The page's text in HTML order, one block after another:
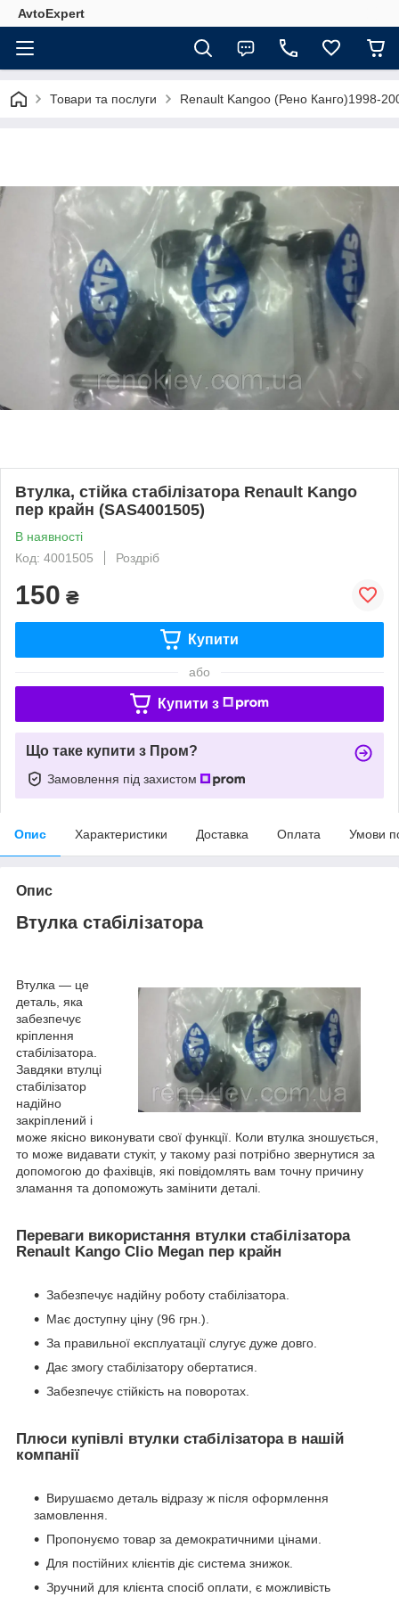
AvtoExpert
Товари та послуги Renault Kangoo (Рено Канго)1998-
Втулка, стійка стабілізатора Renault Kango
пер крайн (SAS4001505)
В наявності
Код: 4001505
Роздріб
150 ₴
Купити
або
Купити з
Що таке купити з Пром?
Замовлення під захистом
Опис Характеристики Доставка Оплата Умови
Опис
Втулка стабілізатора
Втулка — це
деталь, яка
забезпечує
кріплення
стабілізатора.
Завдяки втулці
стабілізатор
надійно
закріплений і
може якісно виконувати свої функції. Коли втулка зношується,
то може видавати стукіт, у такому разі потрібно звернутися за
допомогою до фахівців, які повідомлять вам точну причину
зламання та допоможуть замінити деталі.
Переваги використання втулки стабілізатора
Renault Kango Clio Megan пер крайн
Забезпечує надійну роботу стабілізатора.
Має доступну ціну (96 грн.).
За правильної експлуатації слугує дуже довго.
Дає змогу стабілізатору обертатися.
Забезпечує стійкість на поворотах.
Плюси купівлі втулки стабілізатора в нашій
компанії
Вирушаємо деталь відразу ж після оформлення
замовлення.
Пропонуємо товар за демократичними цінами.
Для постійних клієнтів діє система знижок.
Зручний для клієнта спосіб оплати, є можливість